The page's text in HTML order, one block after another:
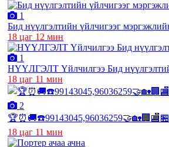
1
Бид нүүлгэлтийн үйлчигээг
18 цаг 12 мин
1
НҮҮЛГЭЛТ Үйлчилгээ Бид
18 цаг 11 мин
2
18 цаг 11 мин